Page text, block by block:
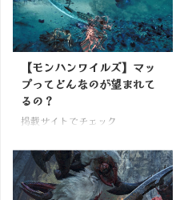
【モンハンワイルズ】マッ
プってどんなのが望まれて
るの？
掲載サイトでチェック